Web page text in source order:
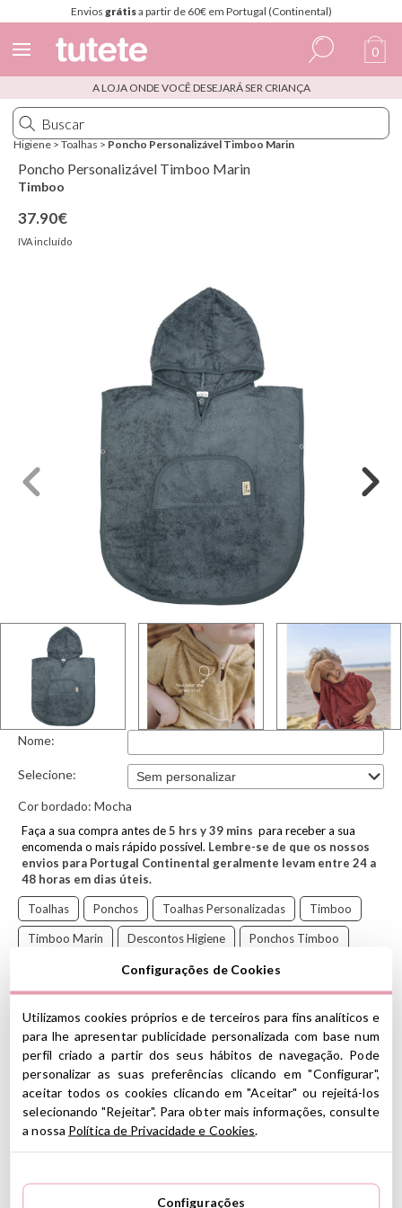
Envios grátisa partir de 60€ em Portugal (Continental)
Espanhol
Italiano
Inglês
0
A LOJA ONDE VOCÊ DESEJARÁ SER CRIANÇA
Higiene > Toalhas > Poncho Personalizável Timboo Marin
Poncho Personalizável Timboo Marin
Timboo
37.90€
IVA incluído
Nome:
Selecione:
Cor bordado: Mocha
Faça a sua compra antes de5 hrs y39 mins para receber a sua
encomenda o mais rápido possível. Lembre-se de que os nossos
envios para Portugal Continental geralmente levam entre 24 a
48 horas em dias úteis.
Toalhas Ponchos Toalhas Personalizadas Timboo
Timboo Marin Descontos Higiene Ponchos Timboo
Descontos Artigos De Praia Descontos Timboo
Embrulhe seu bebê oferecendo conforto e suavidade após
o banho com o poncho Timboo.
Com capuz e ajustes de pressão sob os braços, este poncho é
perfeito para embrulhar e secar suavemente seu filho. A
composição exclusiva do tecido de bambu garante a absorção de
umidade, mantendo seu bebê seco e confortável
lugar enquanto o bebê seca.
Configurações de Cookies
Utilizamos cookies próprios e de terceiros para fins analíticos e
para lhe apresentar publicidade personalizada com base num
perfil criado a partir dos seus hábitos de navegação. Pode
personalizar as suas preferências clicando em "Configurar",
aceitar todos os cookies clicando em "Aceitar" ou rejeitá-los
selecionando "Rejeitar". Para obter mais informações, consulte
a nossa Política de Privacidade e Cookies
Configurações